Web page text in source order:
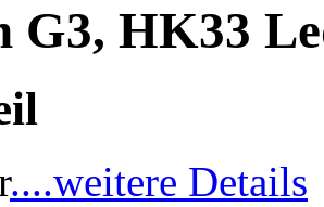
G3, HK33
....weitere Details